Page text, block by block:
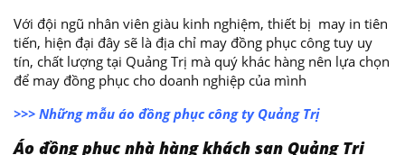
Với đội ngũ nhân viên giàu kinh nghiệm, thiết bị may in tiên
tiến, hiện đại đây sẽ là địa chỉ may đồng phục công tuy uy
tín, chất lượng tại Quảng Trị mà quý khác hàng nên lựa chọn
để may đồng phục cho doanh nghiệp của mình
>>> Những mẫu áo đồng phục công ty Quảng Trị
Áo đồng phục nhà hàng khách sạn Quảng Trị